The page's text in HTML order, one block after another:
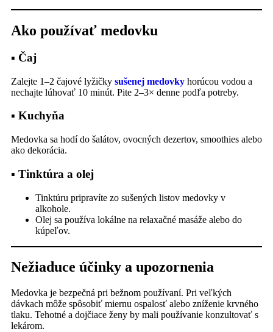
Ako používať medovku
▪ Čaj
Zalejte 1–2 čajové lyžičky sušenej medovky horúcou vodou a
nechajte lúhovať 10 minút. Pite 2–3× denne podľa potreby.
▪ Kuchyňa
Medovka sa hodí do šalátov, ovocných dezertov, smoothies alebo
ako dekorácia.
▪ Tinktúra a olej
Tinktúru pripravíte zo sušených listov medovky v
alkohole.
Olej sa používa lokálne na relaxačné masáže alebo do
kúpeľov.
Nežiaduce účinky a upozornenia
Medovka je bezpečná pri bežnom používaní. Pri veľkých
dávkach môže spôsobiť miernu ospalosť alebo zníženie krvného
tlaku. Tehotné a dojčiace ženy by mali používanie konzultovať s
lekárom.